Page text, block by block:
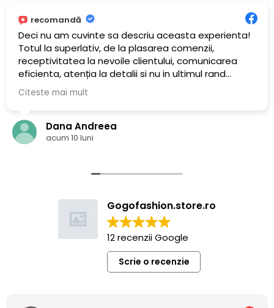
recomandă
Deci nu am cuvinte sa descriu aceasta experienta!
Totul la superlativ, de la plasarea comenzii,
receptivitatea la nevoile clientului, comunicarea
eficienta, atenția la detalii si nu in ultimul rand
calitatea si execuția ireproșabilă a trusoului de
botez comandat! Va felicit! Sunteți genul de
susținut din plin! Va doresc mult succes in tot ceea
ce faceți si va mulțumesc!
Citeste mai mult
Dana Andreea
acum 10 luni
Gogofashion.store.ro
12 recenzii Google
Scrie o recenzie